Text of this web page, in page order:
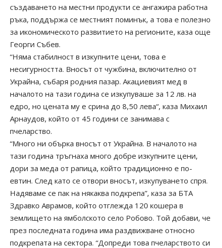
създаването на местни продукти се ангажира работна
ръка, поддържа се местният поминък, а това е полезно
за икономическото развитието на регионите, каза още
Георги Събев.
“Няма стабилност в изкупните цени, това е
несигурността. Вносът от чужбина, включително от
Украйна, събаря родния пазар. Акациевият мед в
началото на тази година се изкупуваше за 12 лв. на
едро, но цената му е срина до 8,50 лева“, каза Михаил
Арнаудов, който от 45 години се занимава с
пчеларство.
“Много ни обърка вносът от Украйна. В началото на
тази година тръгнаха много добре изкупните цени,
дори за меда от рапица, който традиционно е по-
евтин. След като се отвори вносът, изкупуването спря.
Надяваме се пак на някаква подкрепа”, каза за БТА
Здравко Аврамов, който отглежда 120 кошера в
землището на ямболското село Робово. Той добави, че
през последната година има раздвижване относно
подкрепата на сектора. “Допреди това пчеларството си